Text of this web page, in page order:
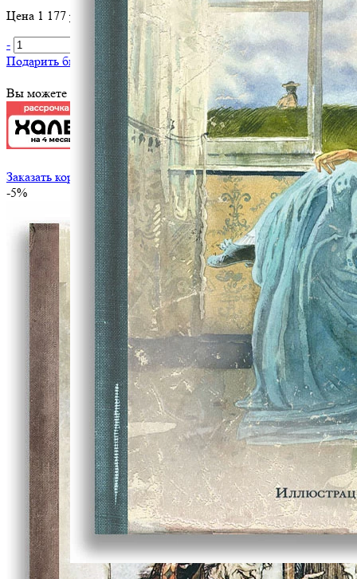
Цена 1 177 руб. за 1 шт
-
+ В корзину
Подарить библиотеке?
Вы можете оплатить эту книгу картой
Заказать корпоративный тираж
-5%